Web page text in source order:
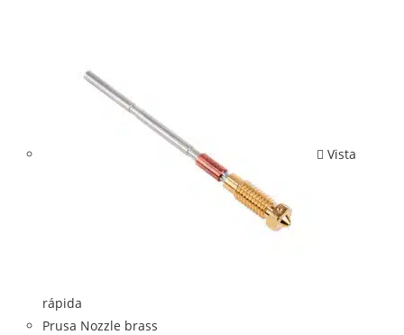
Vista
rápida
Prusa Nozzle brass